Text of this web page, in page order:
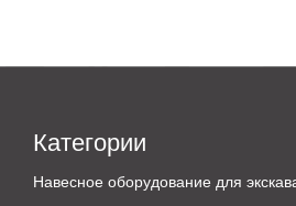
Категории
Навесное оборудование для